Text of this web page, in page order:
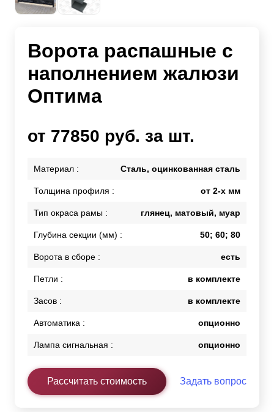
Ворота распашные с
наполнением жалюзи
Оптима
от 77850 руб. за шт.
Материал : Сталь, оцинкованная сталь
Толщина профиля : от 2-х мм
Тип окраса рамы : глянец, матовый, муар
Глубина секции (мм) : 50; 60; 80
Ворота в сборе : есть
Петли : в комплекте
Засов : в комплекте
Автоматика : опционно
Лампа сигнальная : опционно
Рассчитать стоимость Задать вопрос